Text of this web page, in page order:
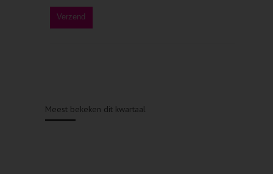
Meest bekeken dit kwartaal